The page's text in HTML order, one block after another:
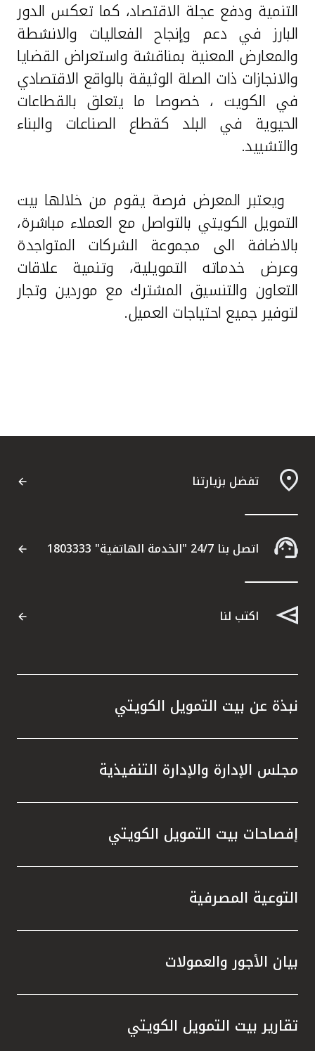
التنمية ودفع عجلة الاقتصاد، كما تعكس الدور
البارز في دعم وإنجاح الفعاليات والانشطة
والمعارض المعنية بمناقشة واستعراض القضايا
والانجازات ذات الصلة الوثيقة بالواقع الاقتصادي
في الكويت ، خصوصا ما يتعلق بالقطاعات
الحيوية في البلد كقطاع الصناعات والبناء
والتشييد.
ويعتبر المعرض فرصة يقوم من خلالها بيت
التمويل الكويتي بالتواصل مع العملاء مباشرة،
بالاضافة الى مجموعة الشركات المتواجدة
وعرض خدماته التمويلية، وتنمية علاقات
التعاون والتنسيق المشترك مع موردين وتجار
لتوفير جميع احتياجات العميل.
تفضل بزيارتنا
اتصل بنا 24/7 "الخدمة الهاتفية" 1803333
اكتب لنا
نبذة عن بيت التمويل الكويتي
مجلس الإدارة والإدارة التنفيذية
إفصاحات بيت التمويل الكويتي
التوعية المصرفية
بيان الأجور والعمولات
تقارير بيت التمويل الكويتي